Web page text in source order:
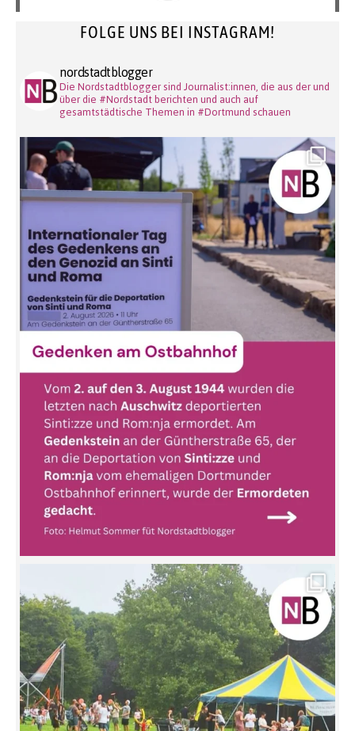
FOLGE UNS BEI INSTAGRAM!
nordstadtblogger
Die Nordstadtblogger sind Journalist:innen, die aus der und
über die #Nordstadt berichten und auch auf
gesamtstädtische Themen in #Dortmund schauen